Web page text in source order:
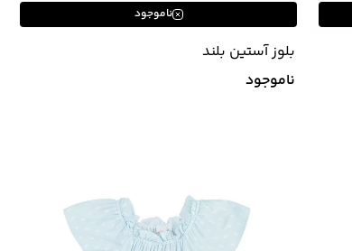
ناموجود
بلوز آستین بلند
ناموجود